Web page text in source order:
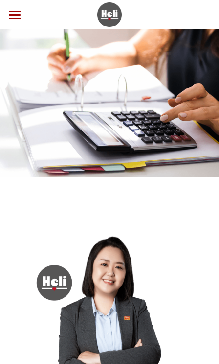
關於合力
服務項目
工商登記
稅務申報
會計帳務
廠商合作
聯絡我們
諮詢合力